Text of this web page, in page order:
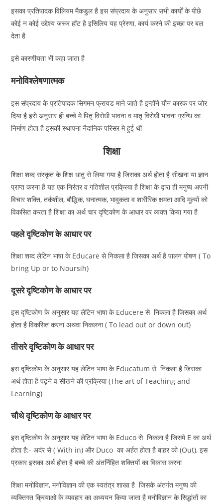
इसका प्रतिपादक विलियम मैकडुल है इस संप्रदाय के अनुसार सभी कार्यों के पीछे
कोई न कोई उद्देश्य जरूर हॉट है इसिलिय यह प्रेरणा, कार्य करने की इच्छा पर बल
देता है
इसे कारणीयता भी कहा जाता है
मनोविश्लेषणात्मक
इस संप्रदाय के प्रतिपादक सिगमन फ्रायड माने जाते है इन्होंने यौन कारक पर जोर
दिया है इसे अनुसार ही बच्चे मे पितृ विरोधी भावना व मातृ विरोधी भावना ग्रन्थि का
निर्माण होता है इसकी स्थापना नैदानिक परिसर मे हुई थी
शिक्षा
शिक्षा शब्द संस्कृत के शिक्ष धातु से लिया गया है जिसका अर्थ होता है सीखना या ज्ञान
प्राप्त करना है यह एक निरंतर व गतिशील प्रक्रिया है शिक्षा के द्वारा ही मनुष्य अपनी
विचार शक्ति, तर्कशील, बौद्धिक, घनात्मक, भावुकता व शारीरिक क्षमता आदि मूल्यों को
विकसित करता है शिक्षा का अर्थ चार दृष्टिकोण के आधार वर व्यक्त किया गया है
पहले दृष्टिकोण के आधार पर
शिक्षा शब्द लेटिन भाषा के Educare से निकला है जिसका अर्थ है पालन पोषण ( To
bring Up or to Noursih)
दूसरे दृष्टिकोण के आधार पर
इस दृष्टिकोण के अनुसार यह लेटिन भाषा के Educere से निकला है जिसका अर्थ
होता है विकसित करना अथवा निकलना ( To lead out or down out)
तीसरे दृष्टिकोण के आधार पर
इस दृष्टिकोण के अनुसार यह लेटिन भाषा के Educatum से निकला है जिसका
अर्थ होता है पढ़ने व सीखने की प्रक्रिया (The art of Teaching and
Learning)
चौथे दृष्टिकोण के आधार पर
इस दृष्टिकोण के अनुसार यह लेटिन भाषा के Educo से निकला है जिसमे E का अर्थ
होता है:- अदंर से ( With in) और Duco का अर्हत होता है बाहर को (Out), इस
प्रकार इसका अर्थ होता है बच्चे की अंतर्निहित शक्तियों का विकास करना
शिक्षा मनोविज्ञान, मनोविज्ञान की एक स्वतंत्र शाखा है जिसके अंतर्गत मनुष्य की
व्यक्तिगत क्रियाओ के व्यवहार का अध्ययन किया जाता हैमनोविज्ञान के सिद्धांतों का